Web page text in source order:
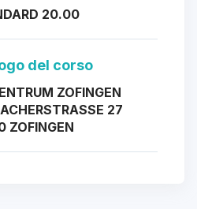
20.00
del corso
ZOFINGEN
27
ZOFINGEN